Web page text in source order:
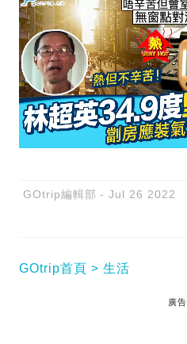
GOtrip編輯部 Jul 26 2022
GOtrip首頁 生活
廣告